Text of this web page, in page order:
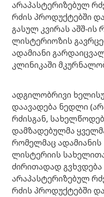
არაპასტერიზებულ
რძის პროდუქტებში
გასულ კვირას აშშ-ის
ლისტერიოზის
ადამიანი
კლინიკაში
ადგილობრივი
დაავადება ნედლი
რძისგან,
დამზადებულმა
რომელმაც ადამიანის
ლისტერიის
ძირითადად
არაპასტერიზებულ
რძის პროდუქტებში